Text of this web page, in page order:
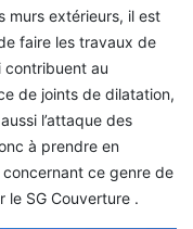
murs extérieurs, il est
faire les travaux de
contribuent au
de joints de dilatation,
l’attaque des
à prendre en
ce genre de
le SG Couverture .